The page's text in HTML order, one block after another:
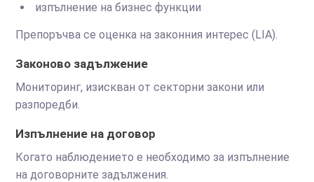
изпълнение на бизнес функции
Препоръчва се оценка на законния интерес (LIA).
Законово задължение
Мониторинг, изискван от секторни закони или
разпоредби.
Изпълнение на договор
Когато наблюдението е необходимо за изпълнение
на договорните задължения.